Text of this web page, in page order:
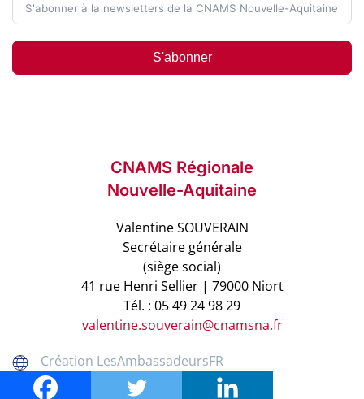
S'abonner
CNAMS Régionale
Nouvelle-Aquitaine
Valentine SOUVERAIN
Secrétaire générale
(siège social)
41 rue Henri Sellier | 79000 Niort
Tél. : 05 49 24 98 29
valentine.souverain@cnamsna.fr
Création LesAmbassadeursFR